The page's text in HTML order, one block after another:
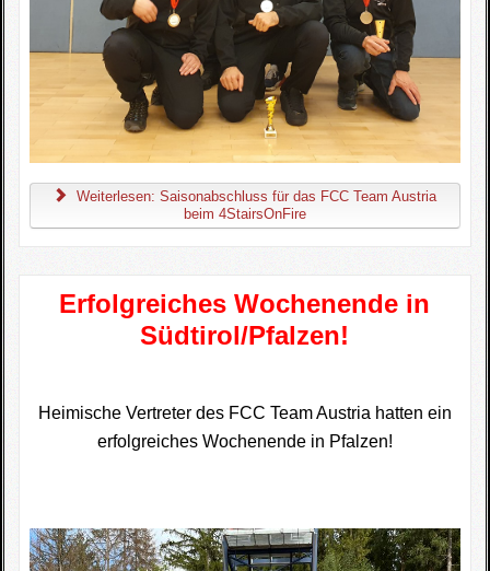
Weiterlesen: Saisonabschluss für das FCC Team Austria
beim 4StairsOnFire
Erfolgreiches Wochenende in
Südtirol/Pfalzen!
Heimische Vertreter des FCC Team Austria hatten ein
erfolgreiches Wochenende in Pfalzen!